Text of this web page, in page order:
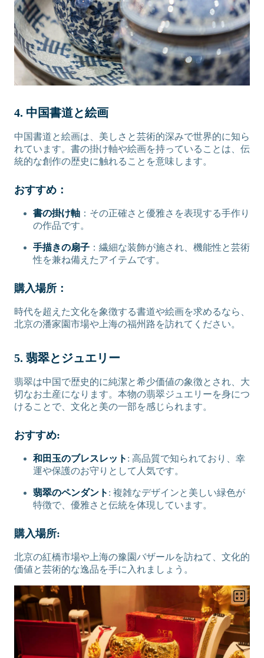
4. 中国書道と絵画
中国書道と絵画は、美しさと芸術的深みで世界的に知ら
れています。書の掛け軸や絵画を持っていることは、伝
統的な創作の歴史に触れることを意味します。
おすすめ：
書の掛け軸 ：その正確さと優雅さを表現する手作り
の作品です。
手描きの扇子 ：繊細な装飾が施され、機能性と芸術
性を兼ね備えたアイテムです。
購入場所：
時代を超えた文化を象徴する書道や絵画を求めるなら、
北京の潘家園市場や上海の福州路を訪れてください。
5. 翡翠とジュエリー
翡翠は中国で歴史的に純潔と希少価値の象徴とされ、大
切なお土産になります。本物の翡翠ジュエリーを身につ
けることで、文化と美の一部を感じられます。
おすすめ:
和田玉のブレスレット : 高品質で知られており、幸
運や保護のお守りとして人気です。
翡翠のペンダント : 複雑なデザインと美しい緑色が
特徴で、優雅さと伝統を体現しています。
購入場所:
北京の紅橋市場や上海の豫園バザールを訪ねて、文化的
価値と芸術的な逸品を手に入れましょう。